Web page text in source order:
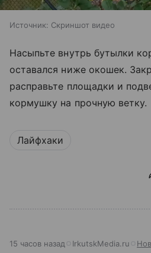
Источник: Скриншот видео
Насыпьте внутрь бутылки
оставался ниже окошек.
расправьте площадки и
кормушку на прочную ветку.
Лайфхаки
15 часов назад IrkutskMedia.ru